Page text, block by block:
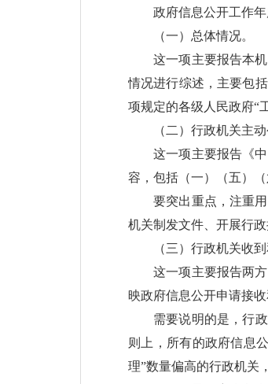
政府信息公开工作
（一）总体情况。
这一项主要报告本
情况进行综述，主要包
项规定的各级人民政府“
（二）行政机关主
这一项主要报告《
容，包括（一）（五）
要突出重点，注重
机关制发文件、开展行
（三）行政机关收
这一项主要报告两
映政府信息公开申请接
需要说明的是，行
则上，所有的政府信息
理”数量偏高的行政机关